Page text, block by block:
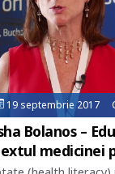
19 septembrie 2017
Bolanos –
medicinei